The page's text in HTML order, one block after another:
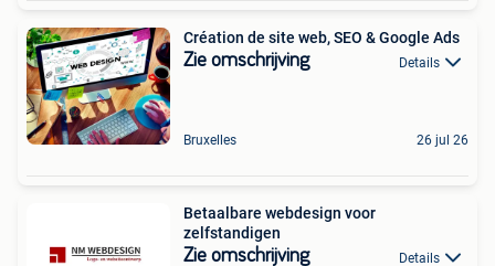
Création de site web, SEO & Google Ads
Zie omschrijving Details
Bruxelles 26 jul 26
Betaalbare webdesign voor
zelfstandigen
Zie omschrijving Details